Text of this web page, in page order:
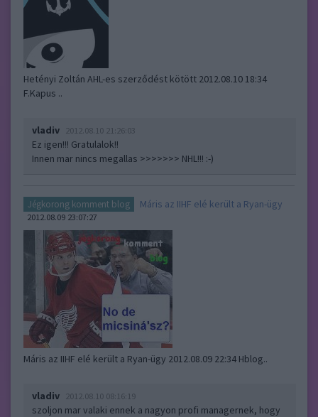
Hetényi Zoltán AHL-es szerződést kötött 2012.08.10 18:34
F.Kapus ..
vladiv 2012.08.10 21:26:03
Ez igen!!! Gratulalok!!
Innen mar nincs megallas >>>>>>> NHL!!! :-)
Jégkorong komment blog Máris az IIHF elé került a Ryan-ügy
2012.08.09 23:07:27
Máris az IIHF elé került a Ryan-ügy 2012.08.09 22:34 Hblog..
vladiv 2012.08.10 08:16:19
szoljon mar valaki ennek a nagyon profi managernek, hogy